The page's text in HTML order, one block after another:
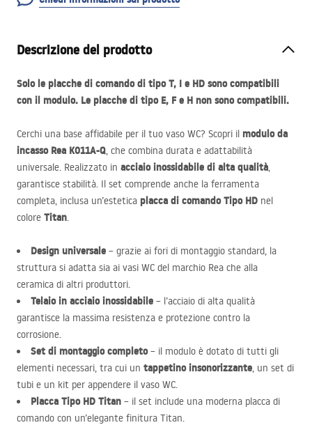
Descrizione del prodotto
Solo le placche di comando di tipo T, I e HD sono compatibili
con il modulo. Le placche di tipo E, F e H non sono compatibili.
Cerchi una base affidabile per il tuo vaso WC? Scopri il modulo da
incasso Rea K011A-Q, che combina durata e adattabilità
universale. Realizzato in acciaio inossidabile di alta qualità,
garantisce stabilità. Il set comprende anche la ferramenta
completa, inclusa un’estetica placca di comando Tipo HD nel
colore Titan.
Design universale – grazie ai fori di montaggio standard, la
struttura si adatta sia ai vasi WC del marchio Rea che alla
ceramica di altri produttori.
Telaio in acciaio inossidabile – l’acciaio di alta qualità
garantisce la massima resistenza e protezione contro la
corrosione.
Set di montaggio completo– il modulo è dotato di tutti gli
elementi necessari, tra cui un tappetino insonorizzante, un set di
tubi e un kit per appendere il vaso WC.
Placca Tipo HD Titan – il set include una moderna placca di
comando con un’elegante finitura Titan.